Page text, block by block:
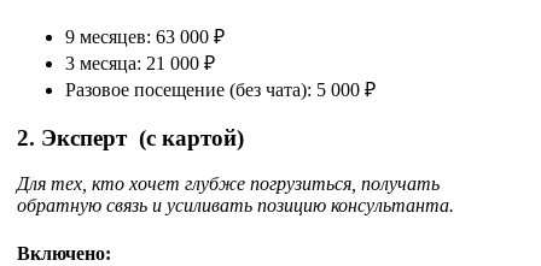
9 месяцев: 63 000 ₽
3 месяца: 21 000 ₽
Разовое посещение (без чата): 5 000 ₽
2. Эксперт(с картой)
Для тех, кто хочет глубже погрузиться, получать
обратную связь и усиливать позицию консультанта.
Включено: